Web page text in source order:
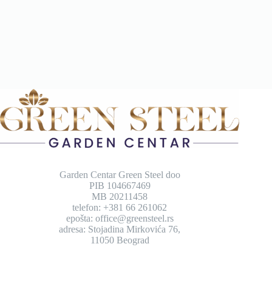
Garden Centar Green Steel doo
PIB 104667469
MB 20211458
telefon: +381 66 261062
epošta: office@greensteel.rs
adresa: Stojadina Mirkovića 76,
11050 Beograd